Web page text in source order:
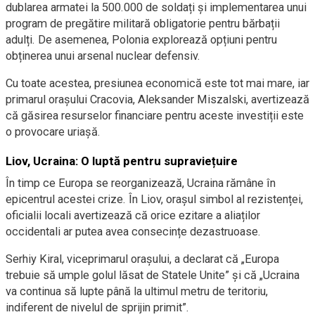
dublarea armatei la 500.000 de soldați și implementarea unui
program de pregătire militară obligatorie pentru bărbații
adulți. De asemenea, Polonia explorează opțiuni pentru
obținerea unui arsenal nuclear defensiv.
Cu toate acestea, presiunea economică este tot mai mare, iar
primarul orașului Cracovia, Aleksander Miszalski, avertizează
că găsirea resurselor financiare pentru aceste investiții este
o provocare uriașă.
Liov, Ucraina: O luptă pentru supraviețuire
În timp ce Europa se reorganizează, Ucraina rămâne în
epicentrul acestei crize. În Liov, orașul simbol al rezistenței,
oficialii locali avertizează că orice ezitare a aliaților
occidentali ar putea avea consecințe dezastruoase.
Serhiy Kiral, viceprimarul orașului, a declarat că „Europa
trebuie să umple golul lăsat de Statele Unite” și că „Ucraina
va continua să lupte până la ultimul metru de teritoriu,
indiferent de nivelul de sprijin primit”.